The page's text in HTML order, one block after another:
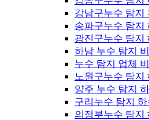
강남구누수 탐지
송파구누수 탐지
광진구누수 탐지
하남 누수 탐지
누수 탐지 업체
노원구누수 탐지
양주 누수 탐지
구리누수 탐지
의정부누수 탐지